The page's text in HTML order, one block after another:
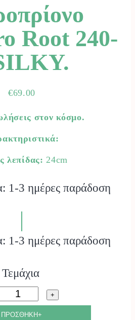
Root 240-
€69.00
στον κόσμο.
λεπίδας: 24cm
1-3 ημέρες παράδοση
1-3 ημέρες παράδοση
Τεμάχια
Χειροπρίονο
Gomtaro
+
ΠΡΟΣΘΗΚΗ+